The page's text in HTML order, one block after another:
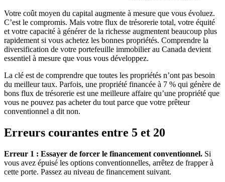
Votre coût moyen du capital augmente à mesure que vous évoluez.
C’est le compromis. Mais votre flux de trésorerie total, votre équité
et votre capacité à générer de la richesse augmentent beaucoup plus
rapidement si vous achetez les bonnes propriétés. Comprendre la
diversification de votre portefeuille immobilier au Canada devient
essentiel à mesure que vous vous développez.
La clé est de comprendre que toutes les propriétés n’ont pas besoin
du meilleur taux. Parfois, une propriété financée à 7 % qui génère de
bons flux de trésorerie est une meilleure affaire qu’une propriété que
vous ne pouvez pas acheter du tout parce que votre prêteur
conventionnel a dit non.
Erreurs courantes entre 5 et 20
Erreur 1 : Essayer de forcer le financement conventionnel. Si
vous avez épuisé les options conventionnelles, arrêtez de frapper à
cette porte. Passez au niveau de financement suivant.